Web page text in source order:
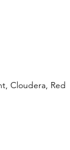
Cloudera, Red